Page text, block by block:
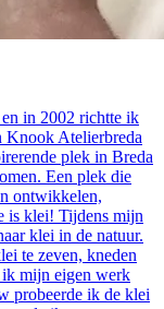
in 2002 richtte ik
Knook Atelierbreda
plek in Breda
Een plek die
ontwikkelen,
is klei! Tijdens mijn
klei in de natuur.
te zeven, kneden
ik mijn eigen werk
probeerde ik de klei